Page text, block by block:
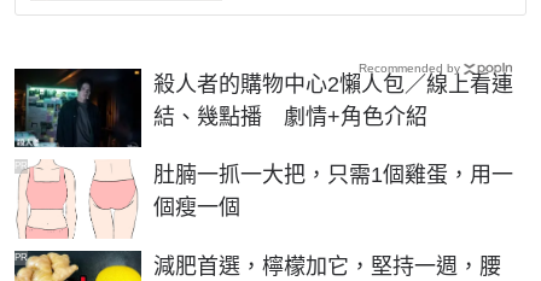
殺人者的購物中心2懶人包／線上看連
結、幾點播 劇情+角色介紹
肚腩一抓一大把，只需1個雞蛋，用一
個瘦一個
PR
減肥首選，檸檬加它，堅持一週，腰
PR
Recommended by